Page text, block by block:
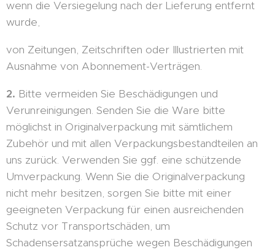
wenn die Versiegelung nach der Lieferung entfernt
wurde,
von Zeitungen, Zeitschriften oder Illustrierten mit
Ausnahme von Abonnement-Verträgen.
2. Bitte vermeiden Sie Beschädigungen und
Verunreinigungen. Senden Sie die Ware bitte
möglichst in Originalverpackung mit sämtlichem
Zubehör und mit allen Verpackungsbestandteilen an
uns zurück. Verwenden Sie ggf. eine schützende
Umverpackung. Wenn Sie die Originalverpackung
nicht mehr besitzen, sorgen Sie bitte mit einer
geeigneten Verpackung für einen ausreichenden
Schutz vor Transportschäden, um
Schadensersatzansprüche wegen Beschädigungen